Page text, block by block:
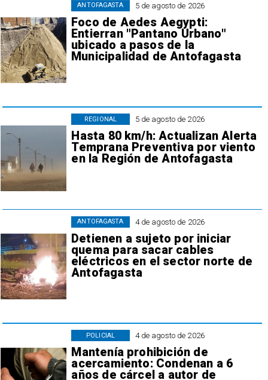
5 de agosto de 2026
Foco de Aedes Aegypti:
Entierran "Pantano Urbano"
ubicado a pasos de la
Municipalidad de Antofagasta
ANTOFAGASTA
5 de agosto de 2026
Hasta 80 km/h: Actualizan Alerta
Temprana Preventiva por viento
en la Región de Antofagasta
REGIONAL
4 de agosto de 2026
Detienen a sujeto por iniciar
quema para sacar cables
eléctricos en el sector norte de
Antofagasta
ANTOFAGASTA
4 de agosto de 2026
Mantenía prohibición de
acercamiento: Condenan a 6
años de cárcel a autor de
POLICIAL